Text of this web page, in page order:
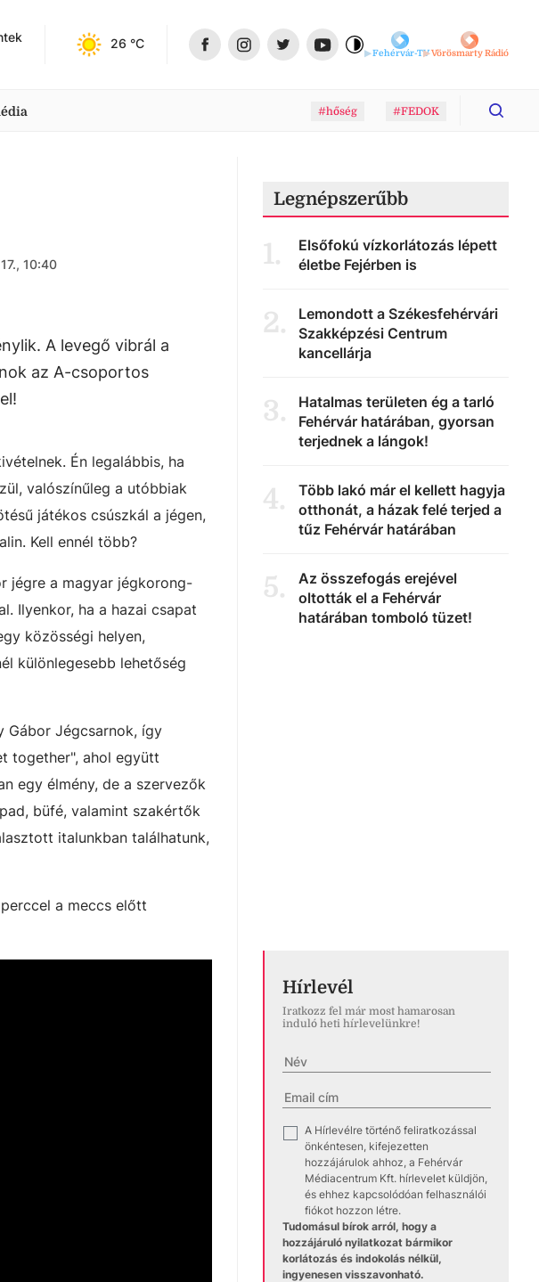
26 °C
Fehérvár-TVVörösmarty Rádió
#hőség #FEDOK
10:40
A levegő vibrál a
az A-csoportos
Én legalábbis, ha
valószínűleg a utóbbiak
játékos csúszkál a jégen,
Kell ennél több?
jégre a magyar jégkorong-
Ilyenkor, ha a hazai csapat
közösségi helyen,
különlegesebb lehetőség
Gábor Jégcsarnok, így
together", ahol együtt
egy élmény, de a szervezők
büfé, valamint szakértők
italunkban találhatunk,
a meccs előtt
Legnépszerűbb
1.
Elsőfokú vízkorlátozás lépett
életbe Fejérben is
2.
Lemondott a Székesfehérvári
Szakképzési Centrum
kancellárja
3.
Hatalmas területen ég a tarló
Fehérvár határában, gyorsan
terjednek a lángok!
4.
Több lakó már el kellett hagyja
otthonát, a házak felé terjed a
tűz Fehérvár határában
5.
Az összefogás erejével
oltották el a Fehérvár
határában tomboló tüzet!
Hírlevél
Iratkozz fel már most hamarosan
induló heti hírlevelünkre!
A Hírlevélre történő feliratkozással
önkéntesen, kifejezetten
hozzájárulok ahhoz, a Fehérvár
Médiacentrum Kft. hírlevelet küldjön,
és ehhez kapcsolódóan felhasználói
fiókot hozzon létre.
Tudomásul bírok arról, hogy a
hozzájáruló nyilatkozat bármikor
korlátozás és indokolás nélkül,
ingyenesen visszavonható.